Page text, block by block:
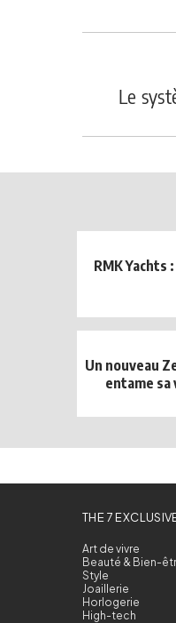
Le
RMK Yachts
Un nouveau
entame
THE 7
Art de vivre
Beauté & Bien-
Style
Joaillerie
Horlogerie
High-tech